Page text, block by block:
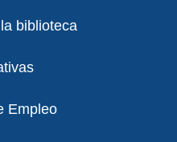
biblioteca
Empleo